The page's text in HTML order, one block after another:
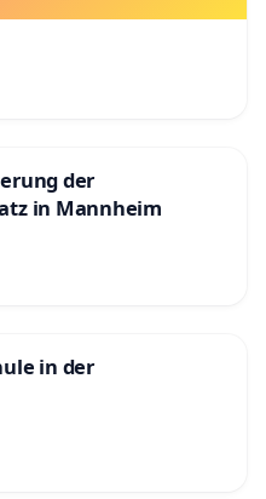
der
in Mannheim
in der